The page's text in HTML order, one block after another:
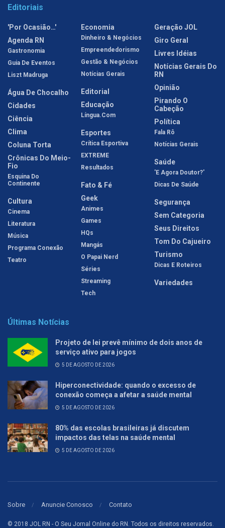
Editoriais
'Por Ocasião…'
Agenda RN
Gastronomia
Guia De Eventos
Liszt Madruga
Água De Chocalho
Cidades
Ciência
Clima
Coluna Torta
Crônicas Do Meio-
Fio
Esquina Do
Continente
Cultura
Cinema
Literatura
Música
Programa Conexão
Teatro
Economia
Dinheiro & Negócios
Empreendedorismo
Gestão & Negócios
Notícias Gerais
Editorial
Educação
Língua.com
Esportes
Crítica Esportiva
EXTREME
Resultados
Fato & Fé
Geek
Animes
Games
HQs
Mangás
O Papai Nerd
Séries
Streaming
Tech
Geração JOL
Giro Geral
Livres Idéias
Notícias Gerais Do
RN
Opinião
Pirando O
Cabeção
Política
Fala Rô
Notícias Gerais
Saúde
'E Agora Doutor?'
Dicas De Saúde
Segurança
Sem Categoria
Seus Direitos
Tom Do Cajueiro
Turismo
Dicas E Roteiros
Variedades
Últimas Notícias
Projeto de lei prevê mínimo de dois anos de
serviço ativo para jogos
5 DE AGOSTO DE 2026
Hiperconectividade: quando o excesso de
conexão começa a afetar a saúde mental
5 DE AGOSTO DE 2026
80% das escolas brasileiras já discutem
impactos das telas na saúde mental
5 DE AGOSTO DE 2026
Sobre Anuncie Conosco Contato
© 2018 JOL RN - O Seu Jornal Online do RN. Todos os direitos reservados.